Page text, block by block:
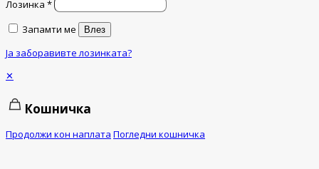
Лозинка *
Запамти ме
Влез
Ја заборавивте лозинката?
✕
Кошничка
Продолжи кон наплата Погледни кошничка